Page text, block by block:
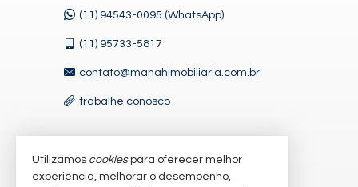
(11) 94543-0095 (WhatsApp)
(11) 95733-5817
contato@manahimobiliaria.com.br
trabalhe conosco
VEJA MAIS
Utilizamos cookiespara oferecer melhor
experiência, melhorar o desempenho,